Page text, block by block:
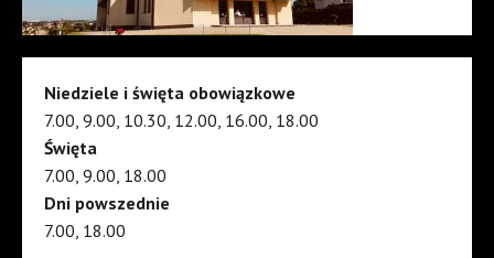
Niedziele i święta obowiązkowe
7.00, 9.00, 10.30, 12.00, 16.00, 18.00
Święta
7.00, 9.00, 18.00
Dni powszednie
7.00, 18.00